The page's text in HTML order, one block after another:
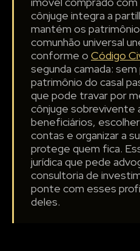
cônjuge integra a
mantém os
comunhão universal
conforme o Código
segunda camada:
patrimônio do casal
que pode travar por
cônjuge sobrevivente
beneficiários,
contas e organizar a
protege quem fica.
jurídica que pede
consultoria de
ponte com esses
deles.